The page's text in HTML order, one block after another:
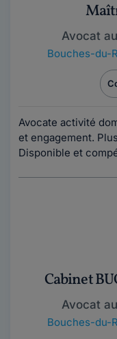
Avocat
Bouches-du-
Avocate activité
et engagement.
Disponible et
Cabinet
Avocat
Bouches-du-